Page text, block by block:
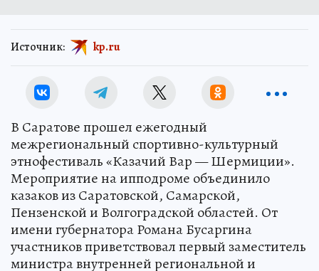
Источник: kp.ru
В Саратове прошел ежегодный
межрегиональный спортивно-культурный
этнофестиваль «Казачий Вар — Шермиции».
Мероприятие на ипподроме объединило
казаков из Саратовской, Самарской,
Пензенской и Волгоградской областей. От
имени губернатора Романа Бусаргина
участников приветствовал первый заместитель
министра внутренней региональной и